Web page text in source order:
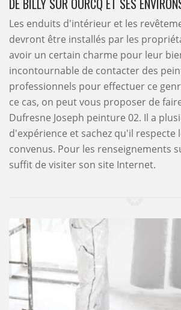
DE BILLY SUR OURCQ ET SES
Les enduits d'intérieur et les
devront être installés par les
avoir un certain charme pour leur
incontournable de contacter des
professionnels pour effectuer ce
ce cas, on peut vous proposer de
Dufresne Joseph peinture 02. Il a
d'expérience et sachez qu'il respecte
convenus. Pour les renseignements
suffit de visiter son site Internet.